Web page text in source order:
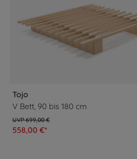
Tojo
V Bett, 90 bis 180 cm
558,00 €*
699,00 €